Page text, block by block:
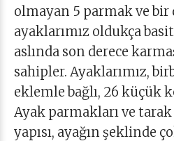
olmayan 5 parmak ve
ayaklarımız oldukça
aslında son derece
sahipler. Ayaklarımız,
eklemle bağlı, 26 küçük
Ayak parmakları ve
yapısı, ayağın şeklinde